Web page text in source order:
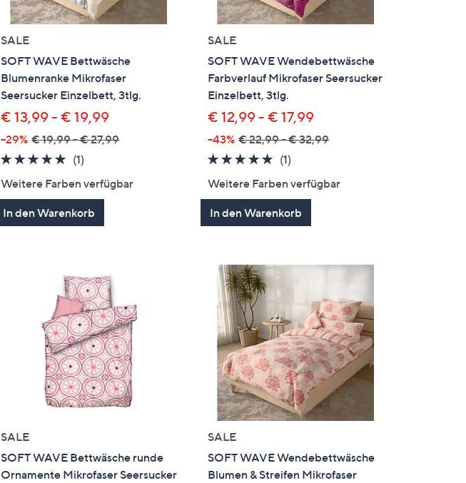
SALE
SOFT WAVE Bettwäsche
Blumenranke Mikrofaser
Seersucker Einzelbett, 3tlg.
€ 13,99 - € 19,99
--29% € 19,99 - € 27,99
5.0
5
(1)
Weitere Farben verfügbar
In den Warenkorb
SALE
SOFT WAVE Wendebettwäsche
Farbverlauf Mikrofaser Seersucker
Einzelbett, 3tlg.
€ 12,99 - € 17,99
--43% € 22,99 - € 32,99
5.0
5
(1)
Weitere Farben verfügbar
In den Warenkorb
SALE
SOFT WAVE Bettwäsche runde
Ornamente Mikrofaser Seersucker
SALE
SOFT WAVE Wendebettwäsche
Blumen & Streifen Mikrofaser